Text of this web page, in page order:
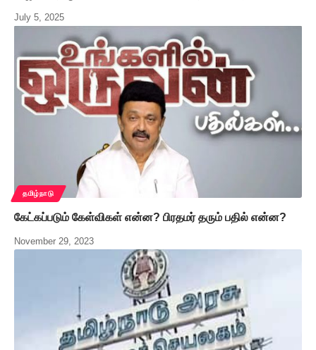
July 5, 2025
தமிழ்நாடு
கேட்கப்படும் கேள்விகள் என்ன? பிரதமர் தரும் பதில் என்ன?
November 29, 2023